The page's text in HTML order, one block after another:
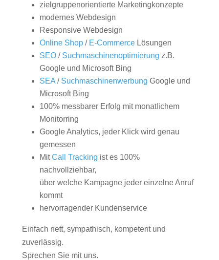
zielgruppenorientierte Marketingkonzepte
modernes Webdesign
Responsive Webdesign
Online Shop/ E-CommerceLösungen
SEO/ Suchmaschinenoptimierung z.B.
Google und Microsoft Bing
SEA/ Suchmaschinenwerbung Google und
Microsoft Bing
100% messbarer Erfolg mit monatlichem
Monitorring
Google Analytics, jeder Klick wird genau
gemessen
MitCall Tracking ist es 100%
nachvollziehbar,
über welche Kampagne jeder einzelne Anruf
kommt
hervorragender Kundenservice
Einfach nett, sympathisch, kompetent und
zuverlässig.
Sprechen Sie mit uns.